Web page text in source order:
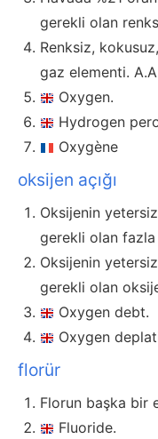
gerekli olan
Renksiz,
gaz elementi.
Oxygen.
Hydrogen
Oxygène
oksijen açığı
Oksijenin
gerekli olan
Oksijenin
gerekli olan
Oxygen debt.
Oxygen
florür
Florun başka bir
Fluoride.